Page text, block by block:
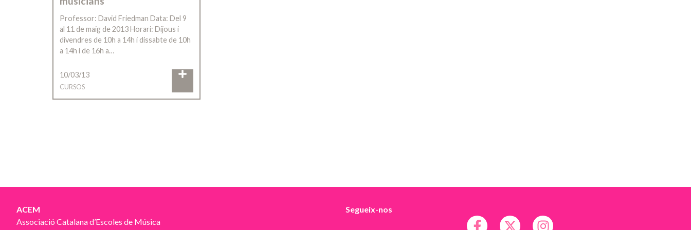
Professor: David Friedman Data: Del 9
al 11 de maig de 2013 Horari: Dijous i
divendres de 10h a 14h i dissabte de 10h
a 14h i de 16h a…
10/03/13
CURSOS
ACEM
Associació Catalana d’Escoles de Música
Segueix-nos